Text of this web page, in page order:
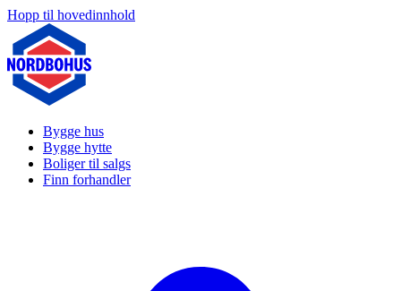
Hopp til hovedinnhold
Bygge hus
Bygge hytte
Boliger til salgs
Finn forhandler